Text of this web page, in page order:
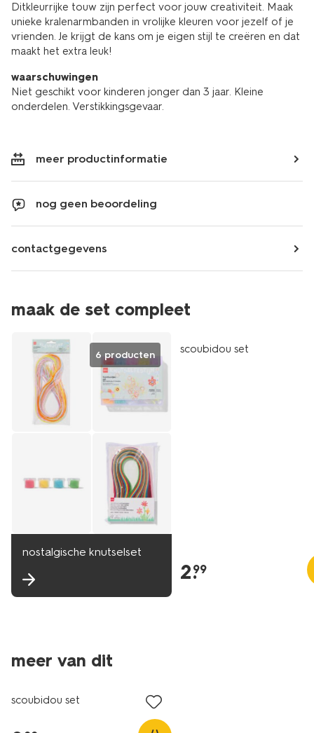
Ditkleurrijke touw zijn perfect voor jouw creativiteit. Maak
unieke kralenarmbanden in vrolijke kleuren voor jezelf of je
vrienden. Je krijgt de kans om je eigen stijl te creëren en dat
maakt het extra leuk!
waarschuwingen
Niet geschikt voor kinderen jonger dan 3 jaar. Kleine
onderdelen. Verstikkingsgevaar.
meer productinformatie
nog geen beoordeling
contactgegevens
maak de set compleet
6 producten
nostalgische knutselset
scoubidou set
2.
99
meer van dit
scoubidou set